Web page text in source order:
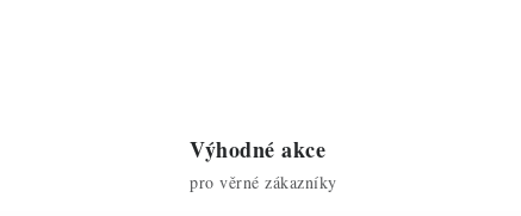
Výhodné akce
pro věrné zákazníky